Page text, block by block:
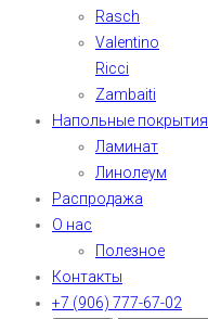
Rasch
Valentino
Ricci
Zambaiti
Напольные покрытия
Ламинат
Линолеум
Распродажа
О нас
Полезное
Контакты
+7 (906) 777-67-02